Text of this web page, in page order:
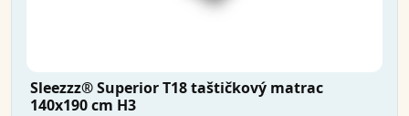
Sleezzz® Superior T18 taštičkový matrac
140x190 cm H3